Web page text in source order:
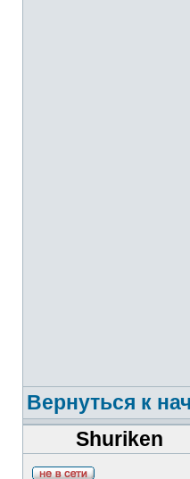
Вернуться к
Shuriken